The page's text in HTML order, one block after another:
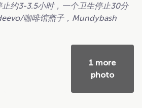
约3-3.5小时，一个卫生停止30分
咖啡馆燕子，Mundybash
1 more
photo